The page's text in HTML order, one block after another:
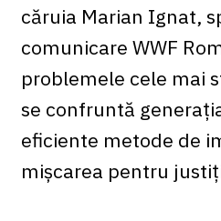
căruia Marian Ignat,
comunicare WWF
problemele cele mai
se confruntă
eficiente metode de
mișcarea pentru